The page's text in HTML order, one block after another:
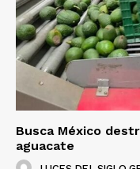
Busca México
aguacate